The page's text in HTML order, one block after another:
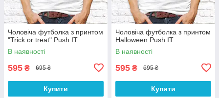
Чоловіча футболка з принтом
"Trick or treat" Push IT
В наявності
595 ₴ 695 ₴
Купити
Чоловіча футболка з принтом
Halloween Push IT
В наявності
595 ₴ 695 ₴
Купити